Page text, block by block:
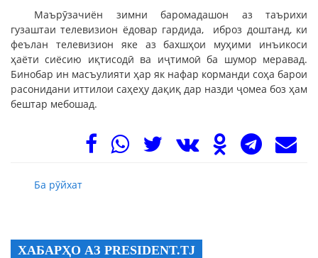
Маърӯзачиён зимни баромадашон аз таърихи
гузаштаи телевизион ёдовар гардида, иброз доштанд, ки
феълан телевизион яке аз бахшҳои муҳими инъикоси
ҳаёти сиёсию иқтисодӣ ва иҷтимоӣ ба шумор меравад.
Бинобар ин масъулияти ҳар як нафар корманди соҳа барои
расонидани иттилои саҳеҳу дақиқ дар назди ҷомеа боз ҳам
бештар мебошад.
Ба рӯйхат
ХАБАРҲО АЗ PRESIDENT.TJ